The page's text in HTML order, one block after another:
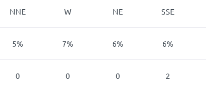
NNE W NE SSE
5% 7% 6% 6%
0 0 0 2